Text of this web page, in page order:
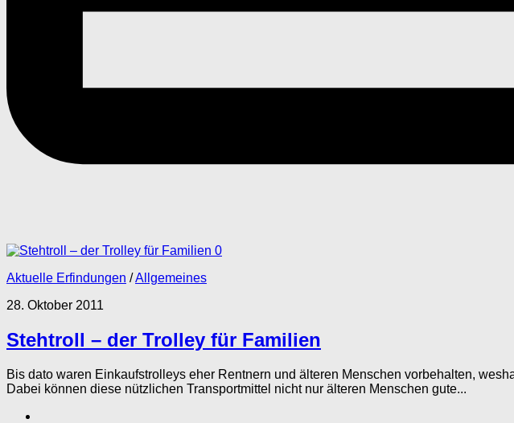
0
Aktuelle Erfindungen /Allgemeines
28. Oktober 2011
Stehtroll – der Trolley für Familien
Bis dato waren Einkaufstrolleys eher Rentnern und älteren Menschen vorbehalten,
Dabei können diese nützlichen Transportmittel nicht nur älteren Menschen gute...